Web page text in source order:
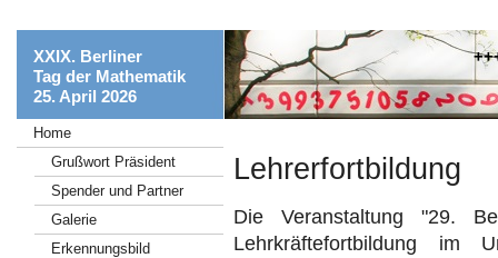
XXIX. Berliner
Tag der Mathematik
25. April 2026
+++
Home
Grußwort Präsident
Spender und Partner
Galerie
Erkennungsbild
Lehrerfortbildung
Die Veranstaltung "29.
Lehrkräftefortbildung im